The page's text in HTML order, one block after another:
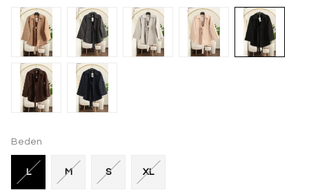
Beden
L M S XL